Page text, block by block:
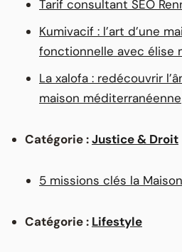
Tarif consultant SEO
Kumivacif : l’art d’une
fonctionnelle avec élise
La xalofa : redécouvrir
maison méditerranéenne
Catégorie :Justice & Droit
5 missions clés la
Catégorie : Lifestyle